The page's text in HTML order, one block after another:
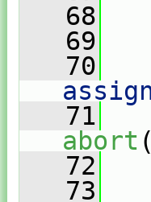
   68
   69
   70
   71
abort
   72
   73